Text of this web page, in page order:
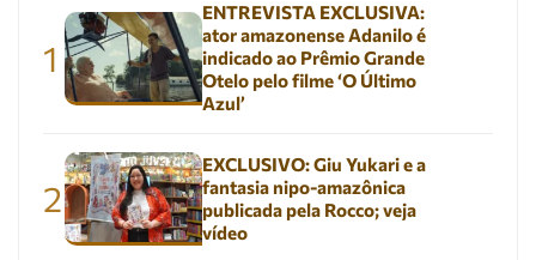
1
ENTREVISTA EXCLUSIVA:
ator amazonense Adanilo é
indicado ao Prêmio Grande
Otelo pelo filme ‘O Último
Azul’
2
EXCLUSIVO: Giu Yukari e a
fantasia nipo-amazônica
publicada pela Rocco; veja
vídeo